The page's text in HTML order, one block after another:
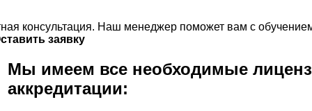
консультация. Наш менеджер поможет вам с
заявку
Мы имеем все необходимые
аккредитации: